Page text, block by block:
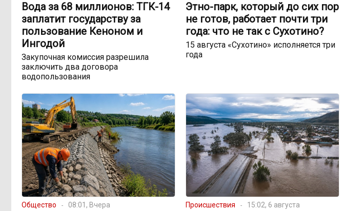
Вода за 68 миллионов: ТГК-14
заплатит государству за
пользование Кеноном и
Ингодой
Закупочная комиссия разрешила
заключить два договора
водопользования
Этно-парк, который до сих пор
не готов, работает почти три
года: что не так с Сухотино?
15 августа «Сухотино» исполняется три
года
Общество 08:01, Вчера Происшествия 15:02, 6 августа